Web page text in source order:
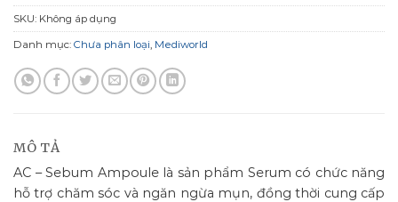
SKU: Không áp dụng
Danh mục: Chưa phân loại, Mediworld
MÔ TẢ
AC – Sebum Ampoule là sản phẩm Serum có chức năng
hỗ trợ chăm sóc và ngăn ngừa mụn, đồng thời cung cấp